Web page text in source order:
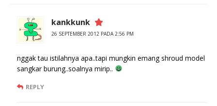
kankkunk
26 SEPTEMBER 2012 PADA 2:56 PM
nggak tau istilahnya apa..tapi mungkin emang shroud model
sangkar burung..soalnya mirip..
REPLY